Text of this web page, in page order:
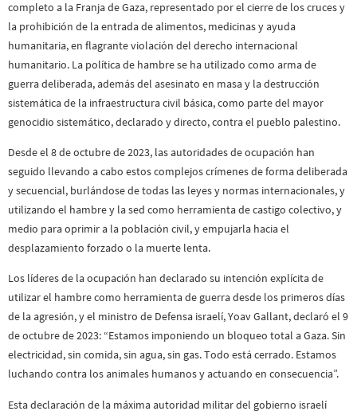
completo a la Franja de Gaza, representado por el cierre de los cruces y
la prohibición de la entrada de alimentos, medicinas y ayuda
humanitaria, en flagrante violación del derecho internacional
humanitario. La política de hambre se ha utilizado como arma de
guerra deliberada, además del asesinato en masa y la destrucción
sistemática de la infraestructura civil básica, como parte del mayor
genocidio sistemático, declarado y directo, contra el pueblo palestino.
Desde el 8 de octubre de 2023, las autoridades de ocupación han
seguido llevando a cabo estos complejos crímenes de forma deliberada
y secuencial, burlándose de todas las leyes y normas internacionales, y
utilizando el hambre y la sed como herramienta de castigo colectivo, y
medio para oprimir a la población civil, y empujarla hacia el
desplazamiento forzado o la muerte lenta.
Los líderes de la ocupación han declarado su intención explícita de
utilizar el hambre como herramienta de guerra desde los primeros días
de la agresión, y el ministro de Defensa israelí, Yoav Gallant, declaró el 9
de octubre de 2023: “Estamos imponiendo un bloqueo total a Gaza. Sin
electricidad, sin comida, sin agua, sin gas. Todo está cerrado. Estamos
luchando contra los animales humanos y actuando en consecuencia”.
Esta declaración de la máxima autoridad militar del gobierno israelí